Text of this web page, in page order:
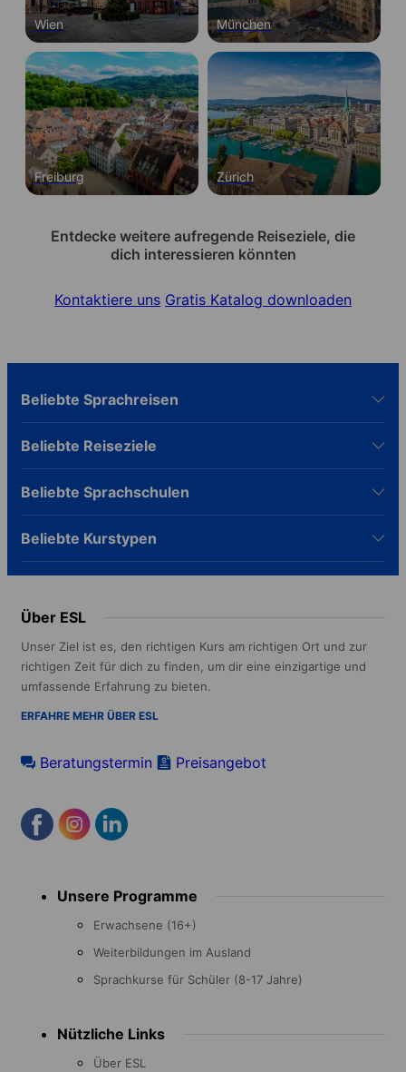
Wien München
Freiburg Zürich
Entdecke weitere aufregende Reiseziele, die
dich interessieren könnten
Kontaktiere uns Gratis Katalog downloaden
Beliebte Sprachreisen
Beliebte Reiseziele
Beliebte Sprachschulen
Beliebte Kurstypen
Über ESL
Unser Ziel ist es, den richtigen Kurs am richtigen Ort und zur
richtigen Zeit für dich zu finden, um dir eine einzigartige und
umfassende Erfahrung zu bieten.
ERFAHRE MEHR ÜBER ESL
Beratungstermin Preisangebot
menu Unsere Programme
Erwachsene (16+)
Weiterbildungen im Ausland
Sprachkurse für Schüler (8-17 Jahre)
Nützliche Links
Über ESL